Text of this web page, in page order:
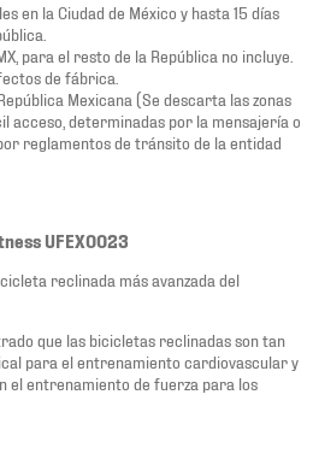
en la Ciudad de México y hasta 15 días
para el resto de la República no incluye.
de fábrica.
Mexicana (Se descarta las zonas
acceso, determinadas por la mensajería o
reglamentos de tránsito de la entidad
UFEX0023
reclinada más avanzada del
que las bicicletas reclinadas son tan
para el entrenamiento cardiovascular y
el entrenamiento de fuerza para los